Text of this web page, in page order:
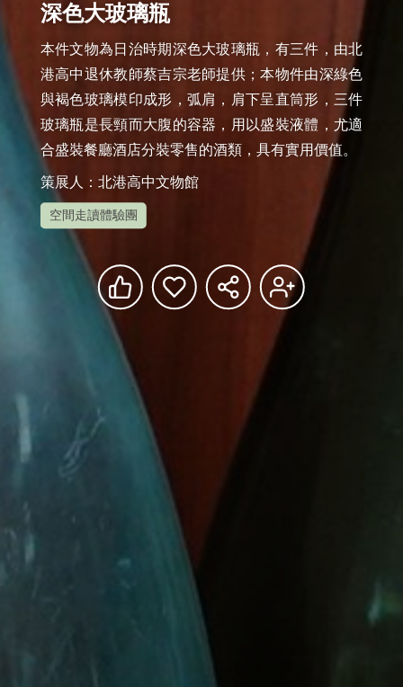
深色大玻璃瓶
本件文物為日治時期深色大玻璃瓶，有三件，由北
港高中退休教師蔡吉宗老師提供；本物件由深綠色
與褐色玻璃模印成形，弧肩，肩下呈直筒形，三件
玻璃瓶是長頸而大腹的容器，用以盛裝液體，尤適
合盛裝餐廳酒店分裝零售的酒類，具有實用價值。
策展人：北港高中文物館
空間走讀體驗團